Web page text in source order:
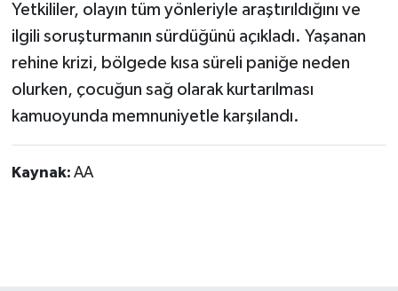
Yetkililer, olayın tüm yönleriyle araştırıldığını ve
ilgili soruşturmanın sürdüğünü açıkladı. Yaşanan
rehine krizi, bölgede kısa süreli paniğe neden
olurken, çocuğun sağ olarak kurtarılması
kamuoyunda memnuniyetle karşılandı.
Kaynak: AA